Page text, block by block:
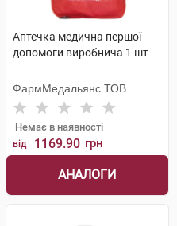
Аптечка медична першої
допомоги виробнича 1 шт
ФармМедальянс ТОВ
Немає в наявності
від 1169.90 грн
АНАЛОГИ